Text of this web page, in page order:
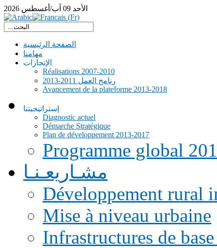
الأحد 09 آب/أغسطس 2026
الصفحة الرئيسية
مهامنا
الإنجازات
Réalisations 2007-2010
رنامج العمل 2011-2013
Avancement de la plateforme 2013-2018
إستراتيجيتنا
Diagnostic actuel
Démarche Stratégique
Plan de développement 2013-2017
Programme global
مشـاريعـنـا
Développement rural
Mise à niveau urbaine
Infrastructures de